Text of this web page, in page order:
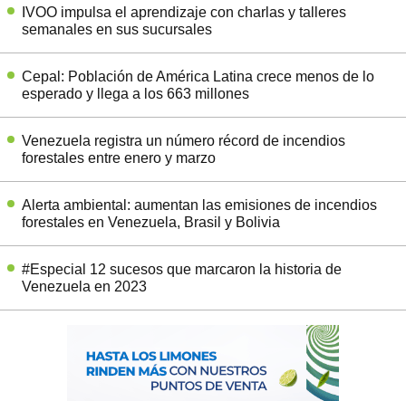
IVOO impulsa el aprendizaje con charlas y talleres
semanales en sus sucursales
Cepal: Población de América Latina crece menos de lo
esperado y llega a los 663 millones
Venezuela registra un número récord de incendios
forestales entre enero y marzo
Alerta ambiental: aumentan las emisiones de incendios
forestales en Venezuela, Brasil y Bolivia
#Especial 12 sucesos que marcaron la historia de
Venezuela en 2023